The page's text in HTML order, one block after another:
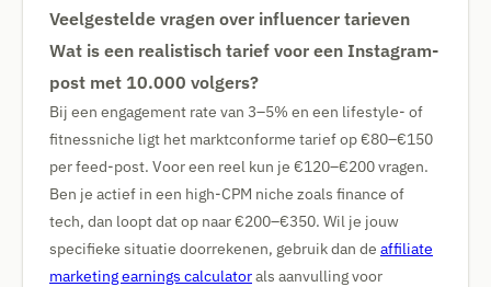
Veelgestelde vragen over influencer tarieven
Wat is een realistisch tarief voor een Instagram-
post met 10.000 volgers?
Bij een engagement rate van 3–5% en een lifestyle- of
fitnessniche ligt het marktconforme tarief op €80–€150
per feed-post. Voor een reel kun je €120–€200 vragen.
Ben je actief in een high-CPM niche zoals finance of
tech, dan loopt dat op naar €200–€350. Wil je jouw
specifieke situatie doorrekenen, gebruik dan de affiliate
marketing earnings calculatorals aanvulling voor